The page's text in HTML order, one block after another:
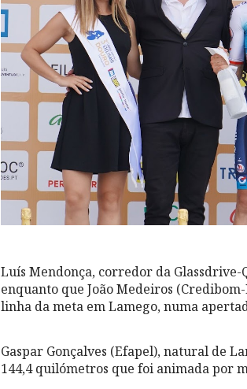
Luís Mendonça, corredor da
enquanto que João Medeiros
linha da meta em Lamego, numa
Gaspar Gonçalves (Efapel), natural de
144,4 quilómetros que foi animada por